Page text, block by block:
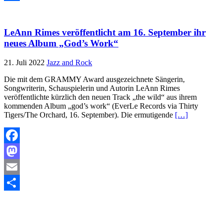
LeAnn Rimes veröffentlicht am 16. September ihr
neues Album „God’s Work“
21. Juli 2022 Jazz and Rock
Die mit dem GRAMMY Award ausgezeichnete Sängerin,
Songwriterin, Schauspielerin und Autorin LeAnn Rimes
veröffentlichte kürzlich den neuen Track „the wild“ aus ihrem
kommenden Album „god’s work“ (EverLe Records via Thirty
Tigers/The Orchard, 16. September). Die ermutigende […]
Facebook
Mastodon
Email